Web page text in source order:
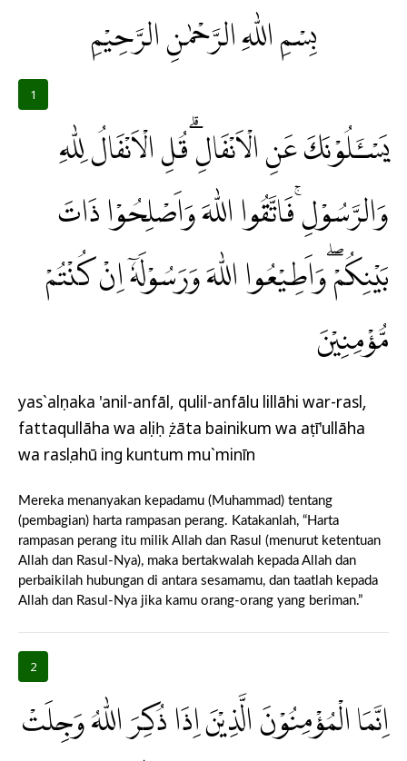
بِسْمِ اللّٰهِ الرَّحْمٰنِ الرَّحِيْمِ
1
يَسْـَٔلُوْنَكَ عَنِ الْاَنْفَالِۗ قُلِ الْاَنْفَالُ لِلّٰهِ
وَالرَّسُوْلِۚ فَاتَّقُوا اللّٰهَ وَاَصْلِحُوْا ذَاتَ
بَيْنِكُمْ ۖوَاَطِيْعُوا اللّٰهَ وَرَسُوْلَهٗٓ اِنْ كُنْتُمْ
مُّؤْمِنِيْنَ
yas`alụnaka 'anil-anfāl, qulil-anfālu lillāhi war-rasụl,
fattaqullāha wa aṣliḥụ żāta bainikum wa aṭī'ullāha
wa rasụlahū ing kuntum mu`minīn
Mereka menanyakan kepadamu (Muhammad) tentang
(pembagian) harta rampasan perang. Katakanlah, “Harta
rampasan perang itu milik Allah dan Rasul (menurut ketentuan
Allah dan Rasul-Nya), maka bertakwalah kepada Allah dan
perbaikilah hubungan di antara sesamamu, dan taatlah kepada
Allah dan Rasul-Nya jika kamu orang-orang yang beriman.”
2
اِنَّمَا الْمُؤْمِنُوْنَ الَّذِيْنَ اِذَا ذُكِرَ اللّٰهُ وَجِلَتْ